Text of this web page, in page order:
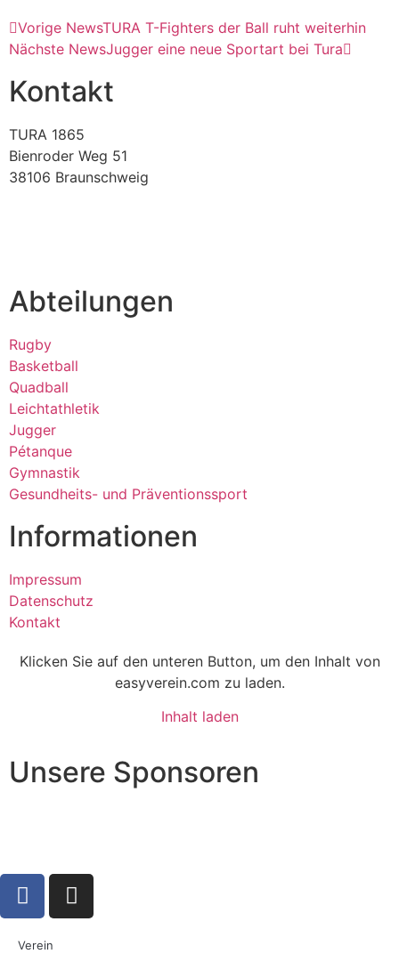
Vorige NewsTURA T-Fighters der Ball ruht weiterhin
Nächste NewsJugger eine neue Sportart bei Tura
Kontakt
TURA 1865
Bienroder Weg 51
38106 Braunschweig
Abteilungen
Rugby
Basketball
Quadball
Leichtathletik
Jugger
Pétanque
Gymnastik
Gesundheits- und Präventionssport
Informationen
Impressum
Datenschutz
Kontakt
Klicken Sie auf den unteren Button, um den Inhalt von
easyverein.com zu laden.
Inhalt laden
Unsere Sponsoren
Verein